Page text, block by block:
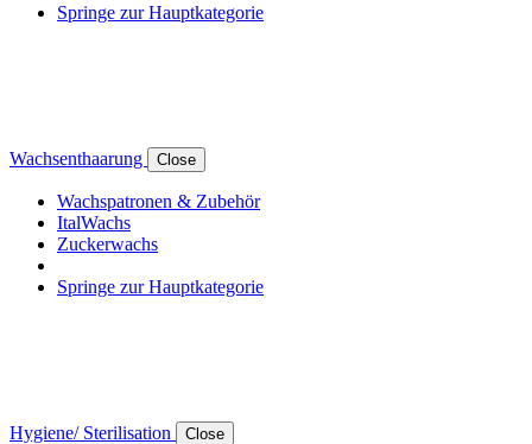
Springe zur Hauptkategorie
Wachsenthaarung Close
Wachspatronen & Zubehör
ItalWachs
Zuckerwachs
Springe zur Hauptkategorie
Hygiene/ Sterilisation Close